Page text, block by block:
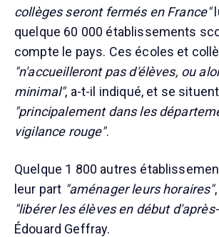
collèges seront fermés en France"
quelque 60 000 établissements
compte le pays. Ces écoles et
"n'accueilleront pas d'élèves, ou
minimal", a-t-il indiqué, et se situent
"principalement dans les
vigilance rouge".
Quelque 1 800 autres
leur part "aménager leurs horaires"
"libérer les élèves en début
Édouard Geffray.